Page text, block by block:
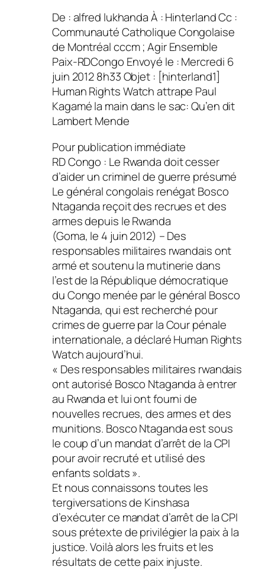
De : alfred lukhanda À : Hinterland Cc :
Communauté Catholique Congolaise
de Montréal cccm ; Agir Ensemble
Paix-RDCongo Envoyé le : Mercredi 6
juin 2012 8h33 Objet : [hinterland1]
Human Rights Watch attrape Paul
Kagamé la main dans le sac: Qu’en dit
Lambert Mende
Pour publication immédiate
RD Congo : Le Rwanda doit cesser
d’aider un criminel de guerre présumé
Le général congolais renégat Bosco
Ntaganda reçoit des recrues et des
armes depuis le Rwanda
(Goma, le 4 juin 2012) – Des
responsables militaires rwandais ont
armé et soutenu la mutinerie dans
l’est de la République démocratique
du Congo menée par le général Bosco
Ntaganda, qui est recherché pour
crimes de guerre par la Cour pénale
internationale, a déclaré Human Rights
Watch aujourd’hui.
« Des responsables militaires rwandais
ont autorisé Bosco Ntaganda à entrer
au Rwanda et lui ont fourni de
nouvelles recrues, des armes et des
munitions. Bosco Ntaganda est sous
le coup d’un mandat d’arrêt de la CPI
pour avoir recruté et utilisé des
enfants soldats ».
Et nous connaissons toutes les
tergiversations de Kinshasa
d’exécuter ce mandat d’arrêt de la CPI
sous prétexte de privilégier la paix à la
justice. Voilà alors les fruits et les
résultats de cette paix injuste.